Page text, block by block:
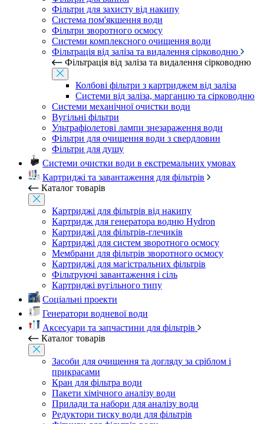
Фільтри для захисту від накипу
Система пом'якшення води
Фільтри зворотного осмосу
Системи комплексного очищення води
Фільтрація від заліза та видалення сірководню
Фільтрація від заліза та видалення сірководню
Колбові фільтри з картриджем від заліза
Системи від заліза, марганцю та сірководню
Системи механічної очистки води
Вугільні фільтри
Ультрафіолетові лампи знезараження води
Фільтри для очищення води з свердловин
Фільтри для душу
Системи очистки води в екстремальних умовах
Картриджі та завантаження для фільтрів
Каталог товарів
Картриджі для фільтрів від накипу
Картридж для генератора водню Hydron
Картриджі для фільтрів-глечиків
Картриджі для систем зворотного осмосу
Мембрани для фільтрів зворотного осмосу
Картриджі для магістральних фільтрів
Фільтруючі завантаження і сіль
Картриджі вугільного типу
Соціальні проекти
Генератори водневої води
Аксесуари та запчастини для фільтрів
Каталог товарів
Засоби для очищення та догляду за сріблом і
прикрасами
Кран для фільтра води
Пакети хімічного аналізу води
Прилади та набори для аналізу води
Редуктори тиску води для фільтрів